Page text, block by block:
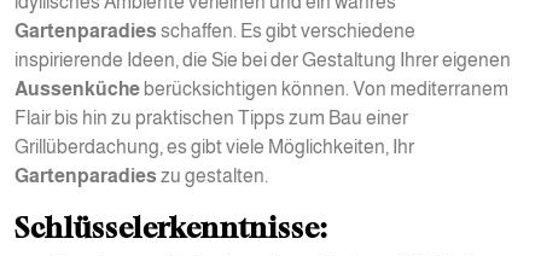
Gartenparadies schaffen. Es gibt verschiedene
inspirierende Ideen, die Sie bei der Gestaltung Ihrer eigenen
Aussenküche berücksichtigen können. Von mediterranem
Flair bis hin zu praktischen Tipps zum Bau einer
Grillüberdachung, es gibt viele Möglichkeiten, Ihr
Gartenparadies zu gestalten.
Schlüsselerkenntnisse: